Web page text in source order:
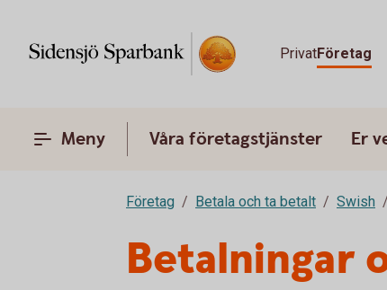
PrivatFöretag
Meny Våra företagstjänster Er
Företag Betala och ta betalt Swish
Betalningar